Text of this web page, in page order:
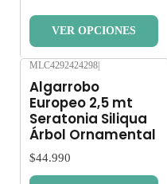
VER OPCIONES
MLC4292424298|
Algarrobo
Europeo 2,5 mt
Seratonia Siliqua
Árbol Ornamental
$44.990